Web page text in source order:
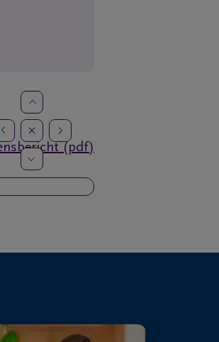
(pdf)